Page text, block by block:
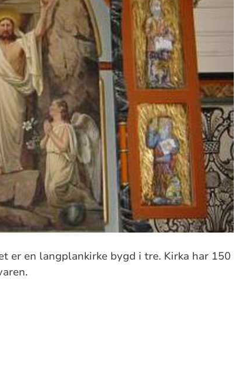
er en langplankirke bygd i tre. Kirka har 150